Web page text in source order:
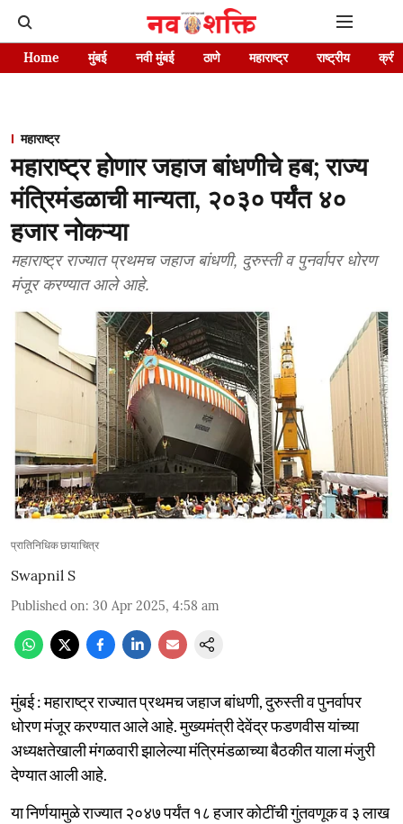
Home मुंबई नवी मुंबई ठाणे महाराष्ट्र राष्ट्रीय
महाराष्ट्र
महाराष्ट्र होणार जहाज बांधणीचे हब; राज्य
मंत्रिमंडळाची मान्यता, २०३० पर्यंत ४०
हजार नोकऱ्या
महाराष्ट्र राज्यात प्रथमच जहाज बांधणी, दुरुस्ती व पुनर्वापर धोरण
मंजूर करण्यात आले आहे.
प्रातिनिधिक छायाचित्र
Swapnil S
Published on: 30 Apr 2025, 4:58 am
मुंबई : महाराष्ट्र राज्यात प्रथमच जहाज बांधणी, दुरुस्ती व पुनर्वापर
धोरण मंजूर करण्यात आले आहे. मुख्यमंत्री देवेंद्र फडणवीस यांच्या
अध्यक्षतेखाली मंगळवारी झालेल्या मंत्रिमंडळाच्या बैठकीत याला मंजुरी
देण्यात आली आहे.
या निर्णयामुळे राज्यात २०४७ पर्यंत १८ हजार कोटींची गुंतवणूक व ३ लाख